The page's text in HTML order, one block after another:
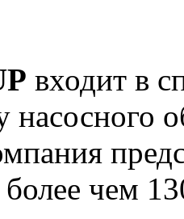
входит в
насосного
чем